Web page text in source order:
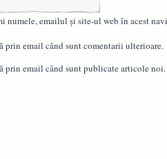
numele, emailul și site-ul web în acest
prin email când sunt comentarii ulterioare.
prin email când sunt publicate articole noi.